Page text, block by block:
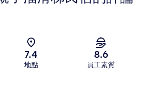
7.4
地點
8.6
員工素質